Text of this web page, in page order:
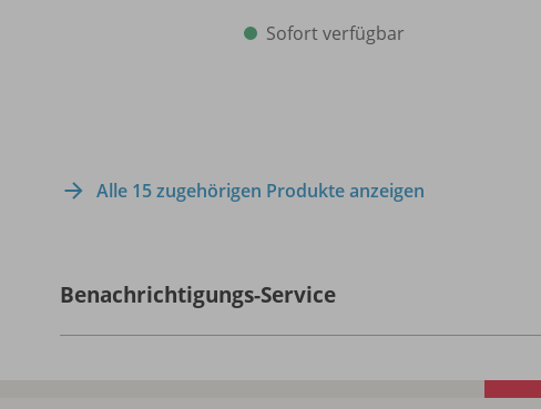
Sofort verfügbar
Alle 15 zugehörigen Produkte anzeigen
Benachrichtigungs-Service